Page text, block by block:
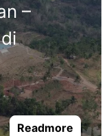
–
Readmore